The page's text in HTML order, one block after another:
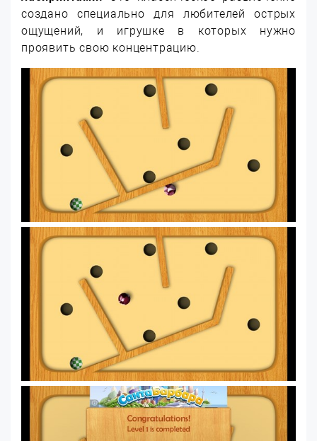
создано специально для любителей острых
ощущений, и игрушке в которых нужно
проявить свою концентрацию.